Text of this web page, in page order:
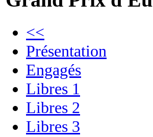
<<
Présentation
Engagés
Libres 1
Libres 2
Libres 3